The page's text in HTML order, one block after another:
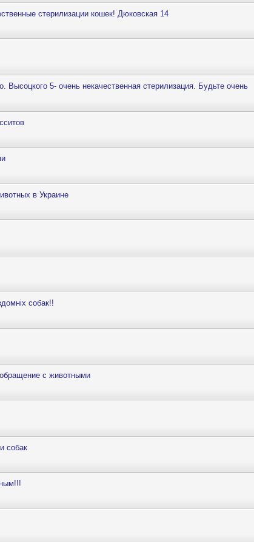
стерилизации кошек! Дюковская 14
Высоцкого 5- очень некачественная стерилизация. Будьте очень
в Украине
собак!!
с животными
собак